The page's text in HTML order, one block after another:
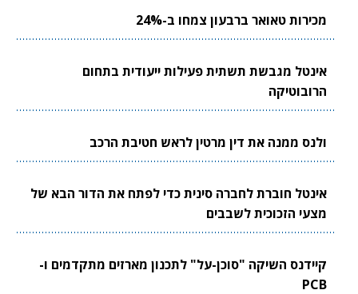
מכירות טאואר ברבעון צמחו ב-24%
אינטל מגבשת תשתית פעילות ייעודית בתחום
הרובוטיקה
ולנס ממנה את דין מרטין לראש חטיבת הרכב
אינטל חוברת לחברה סינית כדי לפתח את הדור הבא של
מצעי הזכוכית לשבבים
קיידנס השיקה "סוכן-על" לתכנון מארזים מתקדמים ו-
PCB